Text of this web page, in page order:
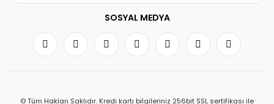
SOSYAL MEDYA
© Tüm Hakları Saklıdır. Kredi kartı bilgileriniz 256bit SSL sertifikası ile